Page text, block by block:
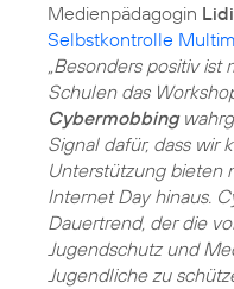
Medienpädagogin
Selbstkontrolle
„Besonders positiv
Schulen das
Cybermobbing
Signal dafür, dass wir
Unterstützung bieten
Internet Day hinaus.
Dauertrend, der die
Jugendschutz und
Jugendliche zu